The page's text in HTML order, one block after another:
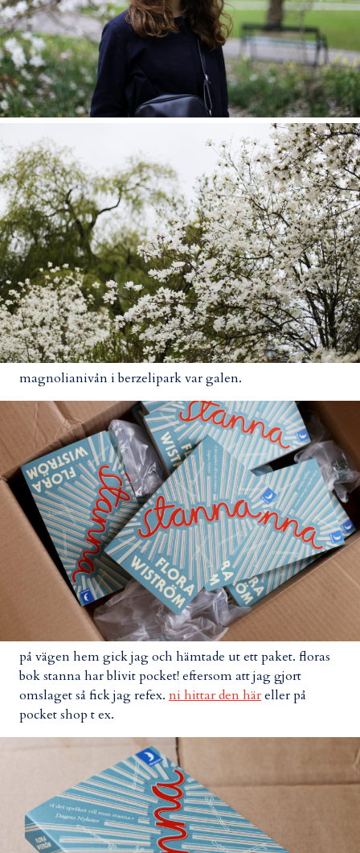
magnolianivån i berzelipark var galen.
på vägen hem gick jag och hämtade ut ett paket. floras
bok stanna har blivit pocket! eftersom att jag gjort
omslaget så fick jag refex. ni hittar den häreller på
pocket shop t ex.